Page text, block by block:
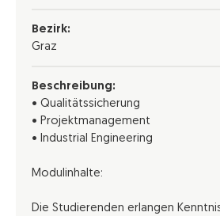
Bezirk:
Graz
Beschreibung:
• Qualitätssicherung
• Projektmanagement
• Industrial Engineering
Modulinhalte:
Die Studierenden erlangen